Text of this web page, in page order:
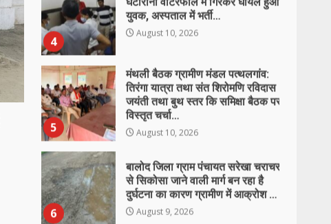
5
मंथली बैठक ग्रामीण मंडल पत्थलगांव:
तिरंगा यात्रा तथा संत शिरोमणि रविदास
जयंती तथा बुथ स्तर कि समिक्षा बैठक पर
August 10, 2026
6
बालोद जिला ग्राम पंचायत सरेखा चराचर
से सिकोसा जाने वाली मार्ग बन रहा है
दुर्घटना का कारण ग्रामीण में आक्रोश …
“जल-जंगल-जमीन पर अब आर-पार की
लड़ाई, अधिकार नहीं मिला तो छीन लेंगे”